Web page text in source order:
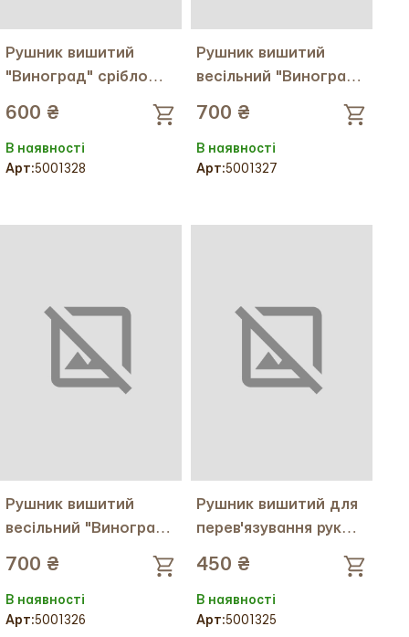
Рушник вишитий
"Виноград" срібло
600 ₴
В наявності
Арт:5001328
Рушник вишитий
весільний "Виноград"
700 ₴
В наявності
Арт:5001327
Рушник вишитий
весільний "Виноград"
700 ₴
В наявності
Арт:5001326
Рушник вишитий для
перев'язування рук
450 ₴
В наявності
Арт:5001325